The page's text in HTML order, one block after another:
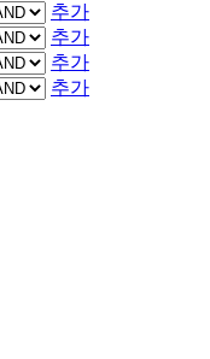
추가
추가
추가
추가